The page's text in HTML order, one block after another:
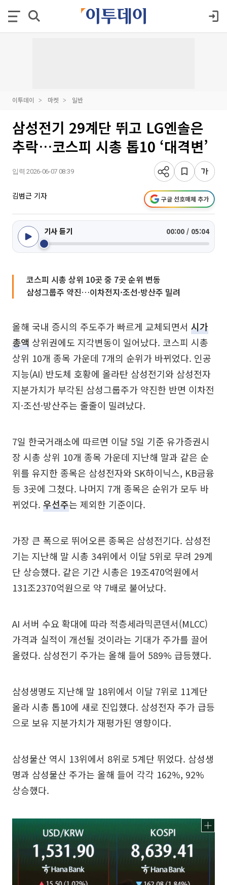
이투데이 마켓 일반
삼성전기 29계단 뛰고 LG엔솔은
추락…코스피 시총 톱10 ‘대격변’
입력 2026-06-07 08:39
김범근 기자 구글 선호매체 추가
기사 듣기 00:00 / 05:04
코스피 시총 상위 10곳 중 7곳 순위 변동
삼성그룹주 약진…이차전지·조선·방산주 밀려
올해 국내 증시의 주도주가 빠르게 교체되면서 시가
총액 상위권에도 지각변동이 일어났다. 코스피 시총
상위 10개 종목 가운데 7개의 순위가 바뀌었다. 인공
지능(AI) 반도체 호황에 올라탄 삼성전기와 삼성전자
지분가치가 부각된 삼성그룹주가 약진한 반면 이차전
지·조선·방산주는 줄줄이 밀려났다.
7일 한국거래소에 따르면 이달 5일 기준 유가증권시
장 시총 상위 10개 종목 가운데 지난해 말과 같은 순
위를 유지한 종목은 삼성전자와 SK하이닉스, KB금융
등 3곳에 그쳤다. 나머지 7개 종목은 순위가 모두 바
뀌었다. 우선주는 제외한 기준이다.
가장 큰 폭으로 뛰어오른 종목은 삼성전기다. 삼성전
기는 지난해 말 시총 34위에서 이달 5위로 무려 29계
단 상승했다. 같은 기간 시총은 19조470억원에서
131조2370억원으로 약 7배로 불어났다.
AI 서버 수요 확대에 따라 적층세라믹콘덴서(MLCC)
가격과 실적이 개선될 것이라는 기대가 주가를 끌어
올렸다. 삼성전기 주가는 올해 들어 589% 급등했다.
삼성생명도 지난해 말 18위에서 이달 7위로 11계단
올라 시총 톱10에 새로 진입했다. 삼성전자 주가 급등
으로 보유 지분가치가 재평가된 영향이다.
삼성물산 역시 13위에서 8위로 5계단 뛰었다. 삼성생
명과 삼성물산 주가는 올해 들어 각각 162%, 92%
상승했다.